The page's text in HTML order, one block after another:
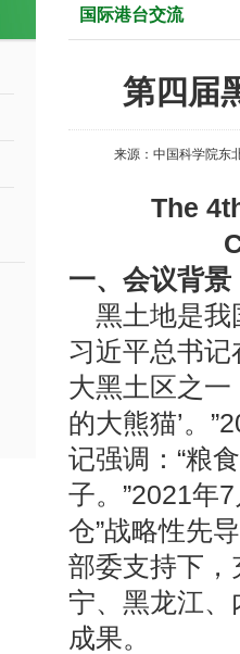
国际港台交流
第四届
来源：中国科学院东
The
一、 会议背景
黑土地是我
习近平总书记
大黑土区之一
的大熊猫’。
记强调：“粮
子。”2021年
仓”战略性先
部委支持下
宁、黑龙江
成果。